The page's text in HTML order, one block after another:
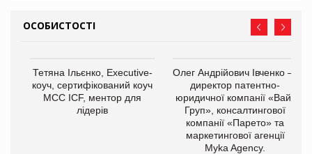
ОСОБИСТОСТІ
Тетяна Ільєнко, Executive-
коуч, сертифікований коуч
МСС ICF, ментор для
лідерів
Олег Андрійович Івченко —
директор патентно-
юридичної компанії «Вайз
Груп», консалтингової
компанії «Парето» та
маркетингової агенції
Myka Agency.